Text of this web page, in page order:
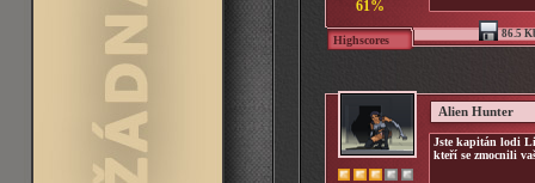
61%
Highscores 86.5
Alien Hunter
Jste kapitán lodi
kteří se zmocnili